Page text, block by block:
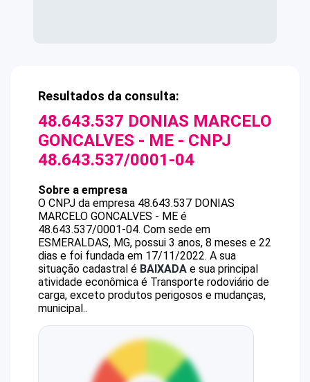
Resultados da consulta:
48.643.537 DONIAS MARCELO
GONCALVES - ME - CNPJ
48.643.537/0001-04
Sobre a empresa
O CNPJ da empresa 48.643.537 DONIAS
MARCELO GONCALVES - ME é
48.643.537/0001-04. Com sede em
ESMERALDAS, MG, possui 3 anos, 8 meses e 22
dias e foi fundada em 17/11/2022. A sua
situação cadastral é BAIXADA e sua principal
atividade econômica é Transporte rodoviário de
carga, exceto produtos perigosos e mudanças,
municipal..